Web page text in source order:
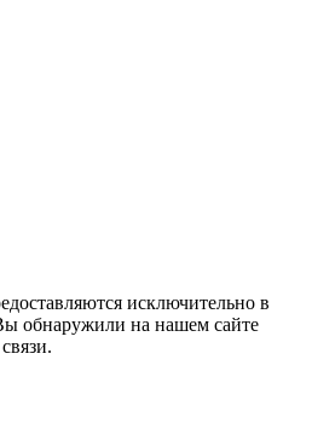
исключительно в
обнаружили на нашем сайте